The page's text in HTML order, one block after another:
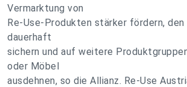
Vermarktung von
Re-Use-Produkten stärker fördern, den
dauerhaft
sichern und auf weitere
oder Möbel
ausdehnen, so die Allianz. Re-Use